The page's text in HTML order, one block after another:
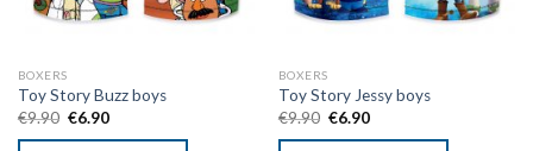
BOXERS
Toy Story Buzz boys
€9.90 Oorspronkelijke
was:
€6.90Huidige
is:
BOXERS
Toy Story Jessy boys
€9.90 Oorspronkelijke
was:
€6.90Huidige
is: